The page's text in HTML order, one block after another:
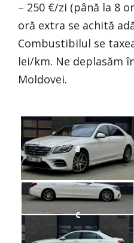
– 250 €/zi (până la 8
oră extra se achită
Combustibilul se
lei/km. Ne deplasăm
Moldovei.
a
c